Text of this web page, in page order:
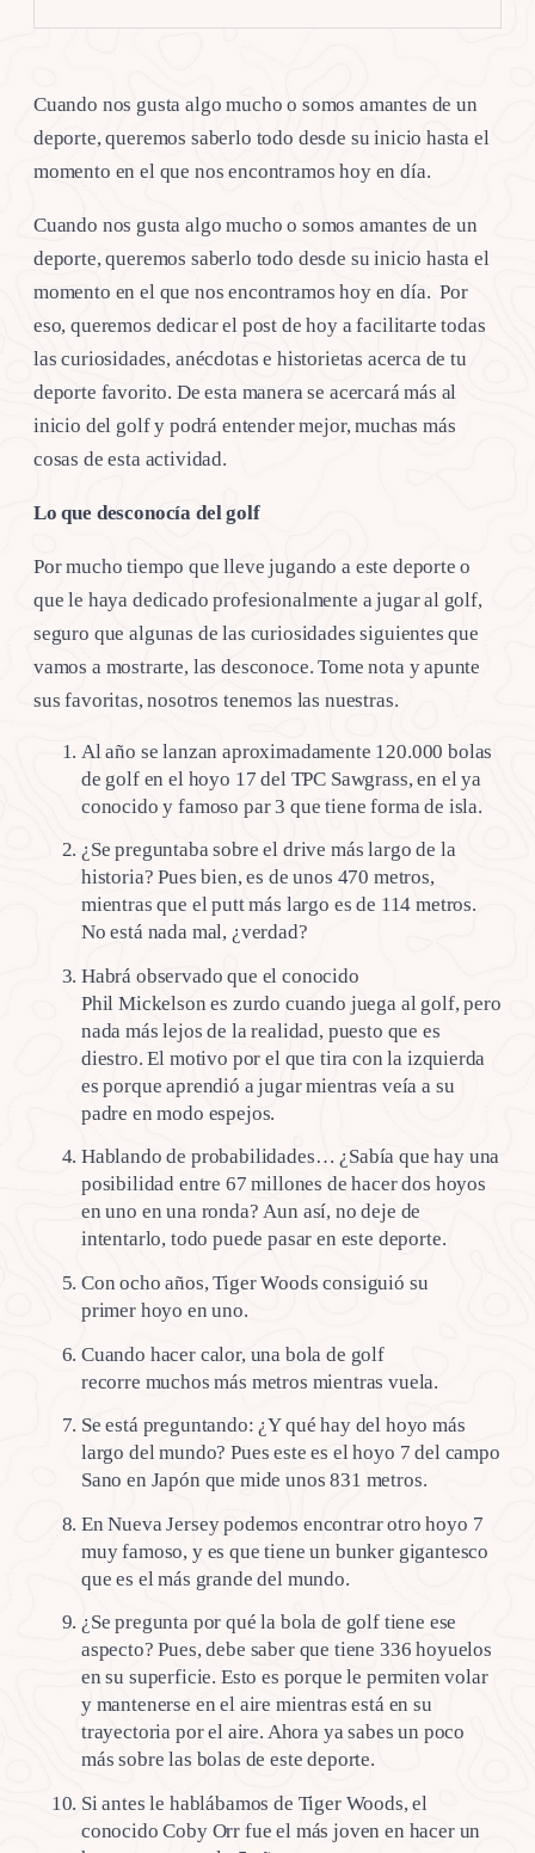
Cuando nos gusta algo mucho o somos amantes de un
deporte, queremos saberlo todo desde su inicio hasta el
momento en el que nos encontramos hoy en día.
Cuando nos gusta algo mucho o somos amantes de un
deporte, queremos saberlo todo desde su inicio hasta el
momento en el que nos encontramos hoy en día. Por
eso, queremos dedicar el post de hoy a facilitarte todas
las curiosidades, anécdotas e historietas acerca de tu
deporte favorito. De esta manera se acercará más al
inicio del golf y podrá entender mejor, muchas más
cosas de esta actividad.
Lo que desconocía del golf
Por mucho tiempo que lleve jugando a este deporte o
que le haya dedicado profesionalmente a jugar al golf,
seguro que algunas de las curiosidades siguientes que
vamos a mostrarte, las desconoce. Tome nota y apunte
sus favoritas, nosotros tenemos las nuestras.
Al año se lanzan aproximadamente 120.000 bolas
de golf en el hoyo 17 del TPC Sawgrass, en el ya
conocido y famoso par 3 que tiene forma de isla.
¿Se preguntaba sobre el drive más largo de la
historia? Pues bien, es de unos 470 metros,
mientras que el putt más largo es de 114 metros.
No está nada mal, ¿verdad?
Habrá observado que el conocido
Phil Mickelson es zurdo cuando juega al golf, pero
nada más lejos de la realidad, puesto que es
diestro. El motivo por el que tira con la izquierda
es porque aprendió a jugar mientras veía a su
padre en modo espejos.
Hablando de probabilidades… ¿Sabía que hay una
posibilidad entre 67 millones de hacer dos hoyos
en uno en una ronda? Aun así, no deje de
intentarlo, todo puede pasar en este deporte.
Con ocho años, Tiger Woods consiguió su
primer hoyo en uno.
Cuando hacer calor, una bola de golf
recorre muchos más metros mientras vuela.
Se está preguntando: ¿Y qué hay del hoyo más
largo del mundo? Pues este es el hoyo 7 del campo
Sano en Japón que mide unos 831 metros.
En Nueva Jersey podemos encontrar otro hoyo 7
muy famoso, y es que tiene un bunker gigantesco
que es el más grande del mundo.
¿Se pregunta por qué la bola de golf tiene ese
aspecto? Pues, debe saber que tiene 336 hoyuelos
en su superficie. Esto es porque le permiten volar
y mantenerse en el aire mientras está en su
trayectoria por el aire. Ahora ya sabes un poco
más sobre las bolas de este deporte.
Si antes le hablábamos de Tiger Woods, el
conocido Coby Orr fue el más joven en hacer un